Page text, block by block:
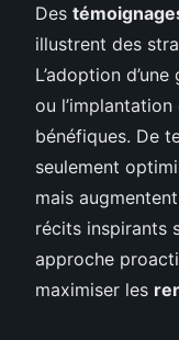
Des
illustrent des
L’adoption
ou
bénéfiques. De
seulement
mais
récits inspirants
approche
maximiser les